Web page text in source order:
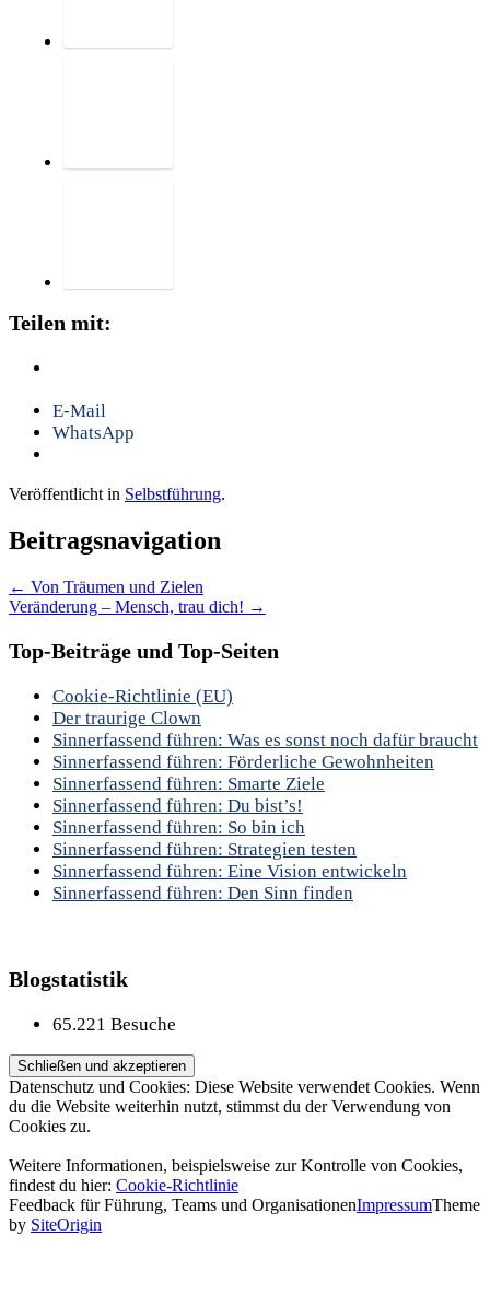
Teilen mit:
E-Mail
WhatsApp
Veröffentlicht in Selbstführung.
Beitragsnavigation
← Von Träumen und Zielen
Veränderung – Mensch, trau dich! →
Top-Beiträge und Top-Seiten
Cookie-Richtlinie (EU)
Der traurige Clown
Sinnerfassend führen: Was es sonst noch dafür braucht
Sinnerfassend führen: Förderliche Gewohnheiten
Sinnerfassend führen: Smarte Ziele
Sinnerfassend führen: Du bist’s!
Sinnerfassend führen: So bin ich
Sinnerfassend führen: Strategien testen
Sinnerfassend führen: Eine Vision entwickeln
Sinnerfassend führen: Den Sinn finden
Blogstatistik
65.221 Besuche
Datenschutz und Cookies: Diese Website verwendet Cookies. Wenn
du die Website weiterhin nutzt, stimmst du der Verwendung von
Cookies zu.
Weitere Informationen, beispielsweise zur Kontrolle von Cookies,
findest du hier: Cookie-Richtlinie
Feedback für Führung, Teams und OrganisationenImpressumTheme
by SiteOrigin